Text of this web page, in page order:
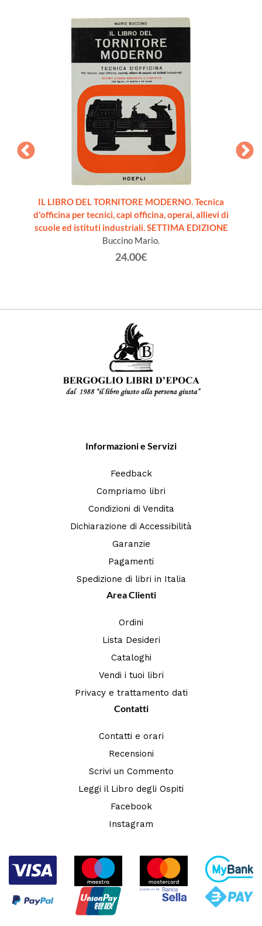
IL LIBRO DEL TORNITORE MODERNO. Tecnica
d'officina per tecnici, capi officina, operai, allievi di
scuole ed istituti industriali. SETTIMA EDIZIONE
Buccino Mario.
24.00€
Informazioni e Servizi
Feedback
Compriamo libri
Condizioni di Vendita
Dichiarazione di Accessibilità
Garanzie
Pagamenti
Spedizione di libri in Italia
Area Clienti
Ordini
Lista Desideri
Cataloghi
Vendi i tuoi libri
Privacy e trattamento dati
Contatti
Contatti e orari
Recensioni
Scrivi un Commento
Leggi il Libro degli Ospiti
Facebook
Instagram